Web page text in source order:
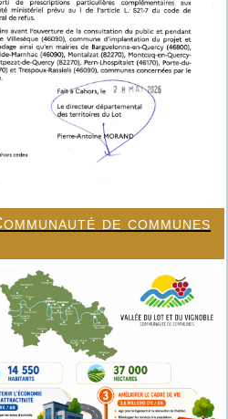
de communes